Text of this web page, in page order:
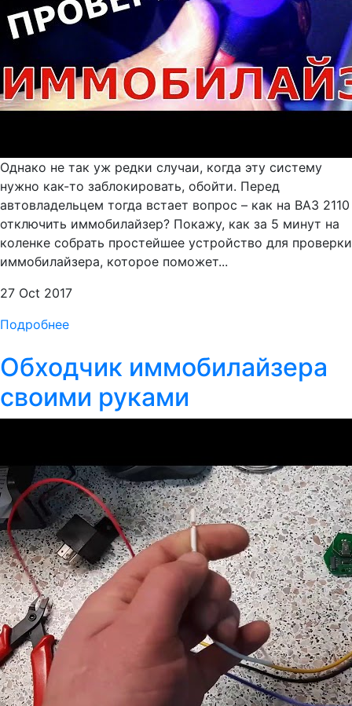
Однако не так уж редки случаи, когда эту систему
нужно как-то заблокировать, обойти. Перед
автовладельцем тогда встает вопрос – как на ВАЗ 2110
отключить иммобилайзер? Покажу, как за 5 минут на
коленке собрать простейшее устройство для проверки
иммобилайзера, которое поможет...
27 Oct 2017
Подробнее
Обходчик иммобилайзера
своими руками